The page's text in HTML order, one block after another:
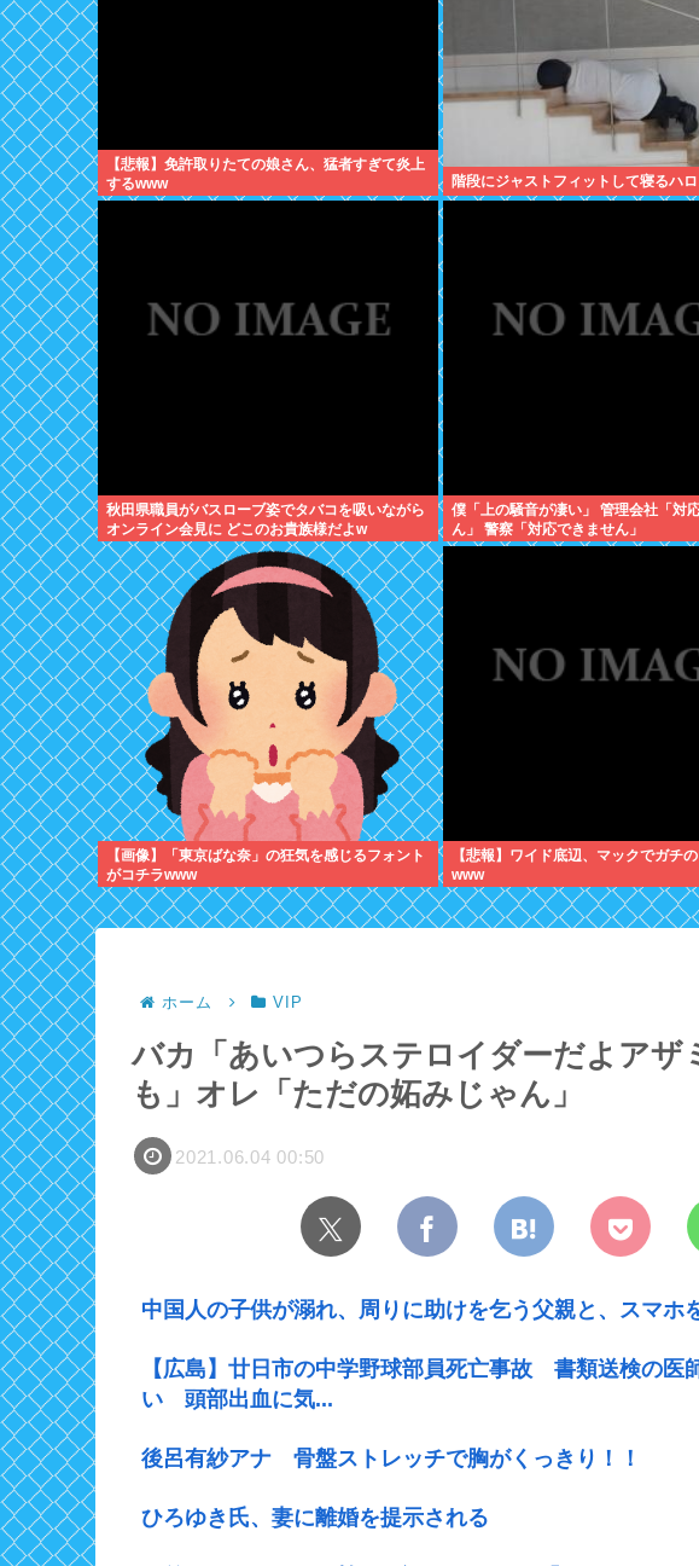
【悲報】免許取りたての娘さん、猛者すぎて炎上
するwww
階段にジャストフィットして寝るハ
秋田県職員がバスローブ姿でタバコを吸いながら
オンライン会見に どこのお貴族様だよw
僕「上の騒音が凄い」 管理会社「対
ん」 警察「対応できません」
【画像】「東京ばな奈」の狂気を感じるフォント
がコチラwww
【悲報】ワイド底辺、マックでガチ
www
ホーム VIP
バカ「あいつらステロイダーだよアザ
も」オレ「ただの妬みじゃん」
2021.06.04 00:50
中国人の子供が溺れ、周りに助けを乞う父親と、スマホ
【広島】廿日市の中学野球部員死亡事故 書類送検の医
い 頭部出血に気...
後呂有紗アナ 骨盤ストレッチで胸がくっきり！！
ひろゆき氏、妻に離婚を提示される